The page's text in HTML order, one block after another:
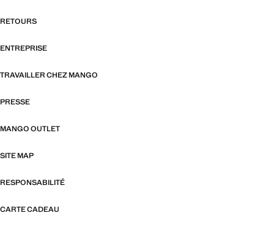
RETOURS
ENTREPRISE
TRAVAILLER CHEZ MANGO
PRESSE
MANGO OUTLET
SITE MAP
RESPONSABILITÉ
CARTE CADEAU